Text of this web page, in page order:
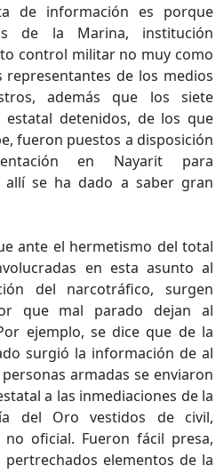
de información es porque
de la Marina, institución
control militar no muy como
de los medios
además que los siete
detenidos, de los que
fueron puestos a disposición
en Nayarit para
allí se ha dado a saber gran
ante el hermetismo del total
en esta asunto al
del narcotráfico, surgen
que mal parado dejan al
ejemplo, se dice que de la
surgió la información de al
armadas se enviaron
a las inmediaciones de la
del Oro vestidos de civil,
oficial. Fueron fácil presa,
elementos de la